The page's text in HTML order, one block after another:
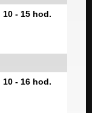
10 - 15 hod.
10 - 16 hod.